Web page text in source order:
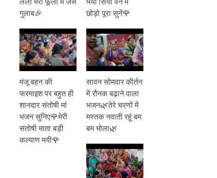
गुलाब🎉
छोड़ो पूरा सुनें🌹
मंजू बहन की
फरमाइश पर बहुत ही
शानदार संतोषी मां
भजन सुनिए🌹मेरी
संतोषी माता बड़ी
कल्याण मयी🌹
सावन सोमवार कीर्तन
में रौनक बढ़ाने वाला
भजन🌿तेरे चरणों में
मस्तक नवाती रहूं बम
बम भोला🌿